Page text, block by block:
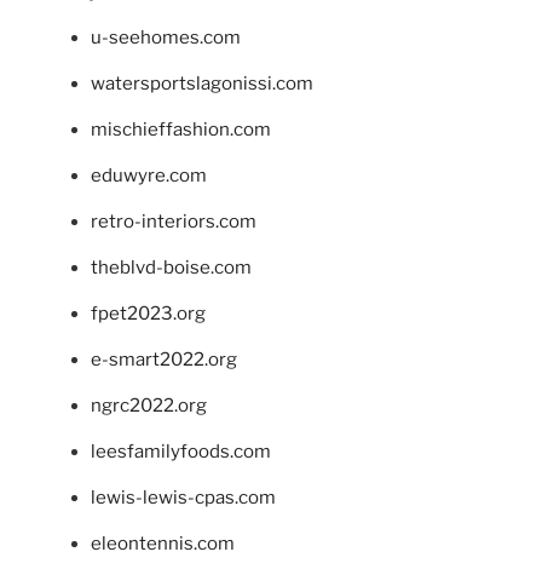
u-seehomes.com
watersportslagonissi.com
mischieffashion.com
eduwyre.com
retro-interiors.com
theblvd-boise.com
fpet2023.org
e-smart2022.org
ngrc2022.org
leesfamilyfoods.com
lewis-lewis-cpas.com
eleontennis.com